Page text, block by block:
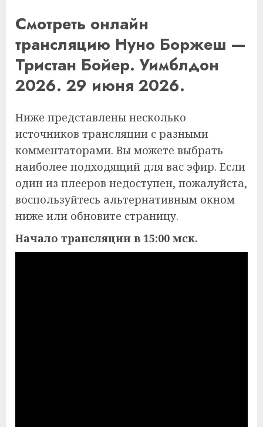
Смотреть онлайн
трансляцию Нуно Боржеш —
Тристан Бойер. Уимблдон
2026. 29 июня 2026.
Ниже представлены несколько
источников трансляции с разными
комментаторами. Вы можете выбрать
наиболее подходящий для вас эфир. Если
один из плееров недоступен, пожалуйста,
воспользуйтесь альтернативным окном
ниже или обновите страницу.
Начало трансляции в 15:00 мск.